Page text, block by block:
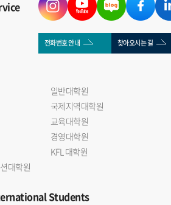
전화번호 안내 찾아오시는 길
일반대학원
국제지역대학원
교육대학원
경영대학원
KFL 대학원
대학원
Students